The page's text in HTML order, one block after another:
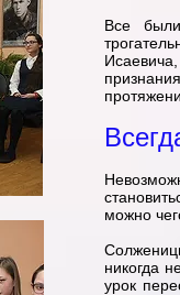
Все
можно
никогда
урок